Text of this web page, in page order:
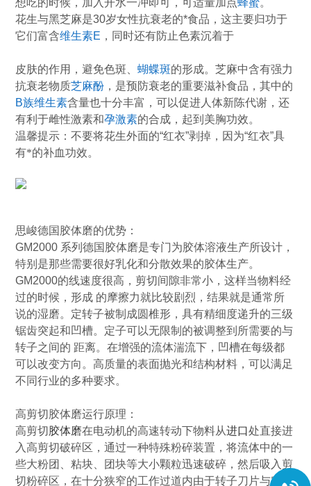
想吃的时候，加入开水一冲即可，可适量加点蜂蜜。
花生与黑芝麻是30岁女性抗衰老的*食品，这主要归功于
它们富含维生素E ，同时还有防止色素沉着于
皮肤的作用，避免色斑、蝴蝶斑的形成。芝麻中含有强力
抗衰老物质芝麻酚 ，是预防衰老的重要滋补食品，其中的
B族维生素含量也十分丰富，可以促进人体新陈代谢，还
有利于雌性激素和孕激素的合成，起到美胸功效。
温馨提示：不要将花生外面的“红衣”剥掉，因为“红衣”具
有*的补血功效。
思峻德国 胶体磨的优势：
GM2000 系列德国胶体磨是专门为胶体溶液生产所设计，
特别是那些需要很好乳化和分散效果的胶体生产。
GM2000的线速度很高，剪切间隙非常小，这样当物料经
过的时候，形成 的摩擦力就比较剧烈，结果就是通常所
说的湿磨。定转子被制成圆椎形，具有精细度递升的三级
锯齿突起和凹槽。定子可以无限制的被调整到所需要的与
转子之间的 距离。在增强的流体湍流下，凹槽在每级都
可以改变方向。高质量的表面抛光和结构材料，可以满足
不同行业的多种要求。
高剪切胶体磨运行原理：
高剪切 胶体磨在电动机的高速转动下物料从进口处直接进
入高剪切破碎区，通过一种特殊粉碎装置，将流体中的一
些大粉团、粘块、团块等大小颗粒迅速破碎，然后吸入剪
切粉碎区，在十分狭窄的工作过道内由于转子刀片与定子